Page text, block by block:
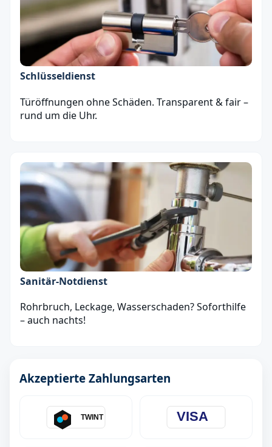
Schlüsseldienst
Türöffnungen ohne Schäden. Transparent & fair –
rund um die Uhr.
Sanitär‑Notdienst
Rohrbruch, Leckage, Wasserschaden? Soforthilfe
– auch nachts!
Akzeptierte Zahlungsarten
TWINT VISA